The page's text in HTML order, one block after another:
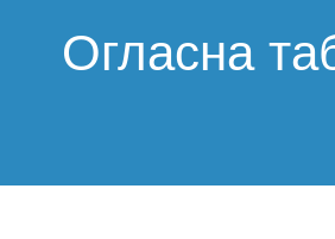
Огласна